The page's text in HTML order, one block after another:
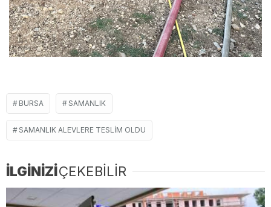
BURSA SAMANLIK
SAMANLIK ALEVLERE TESLIM OLDU
İLGİNİZİÇEKEBİLİR